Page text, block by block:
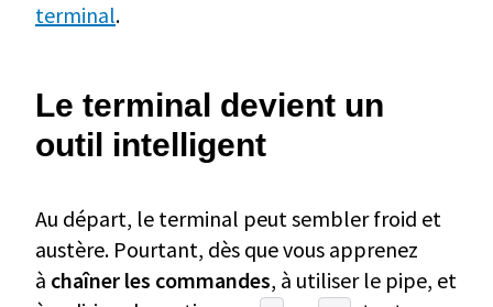
terminal.
Le terminal devient un
outil intelligent
Au départ, le terminal peut sembler froid et
austère. Pourtant, dès que vous apprenez
à chaîner les commandes, à utiliser le pipe, et